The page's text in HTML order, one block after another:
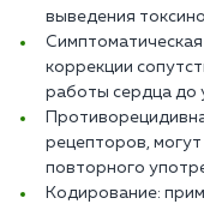
выведения
коррекции
работы сердца до
рецепторов,
повторного
Кодирование: